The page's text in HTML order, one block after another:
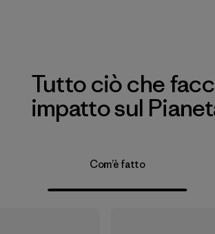
Tutto ciò che
impatto sul
Com’è fatto